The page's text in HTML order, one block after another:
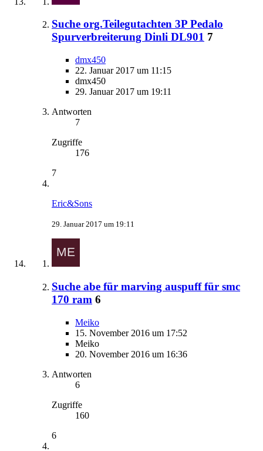
Suche org.Teilegutachten 3P Pedalo
Spurverbreiterung Dinli DL901 7
dmx450
22. Januar 2017 um 11:15
dmx450
29. Januar 2017 um 19:11
Antworten
7
Zugriffe
176
7
Eric&Sons
29. Januar 2017 um 19:11
Suche abe für marving auspuff für smc
170 ram 6
Meiko
15. November 2016 um 17:52
Meiko
20. November 2016 um 16:36
Antworten
6
Zugriffe
160
6